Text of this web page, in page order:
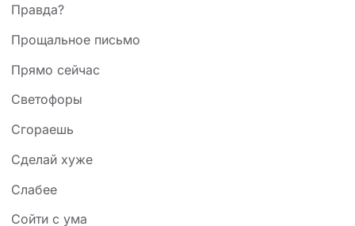
Правда?
Прощальное письмо
Прямо сейчас
Светофоры
Сгораешь
Сделай хуже
Слабее
Сойти с ума